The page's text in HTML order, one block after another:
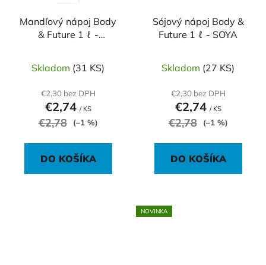
Mandľový nápoj Body
& Future 1 ℓ -
Skladom (31 KS)
€2,30 bez DPH
€2,74 / KS
€2,78 (–1 %)
DO KOŠÍKA
Sójový nápoj Body &
Future 1 ℓ - SOYA
Skladom (27 KS)
€2,30 bez DPH
€2,74 / KS
€2,78 (–1 %)
DO KOŠÍKA
NOVINKA